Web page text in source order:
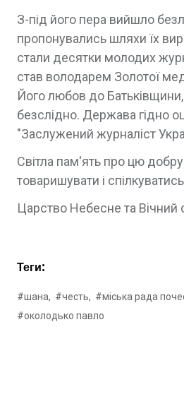
З-під його пера вийшло
пропонувались шляхи їх
стали десятки молодих
став володарем Золотої
Його любов до
безслідно. Держава гідно
"Заслужений журналіст
Світла пам'ять про цю
товаришувати і
Царство Небесне та Вічний
Теги:
#шана, #честь, #міська рада
#околодько павло